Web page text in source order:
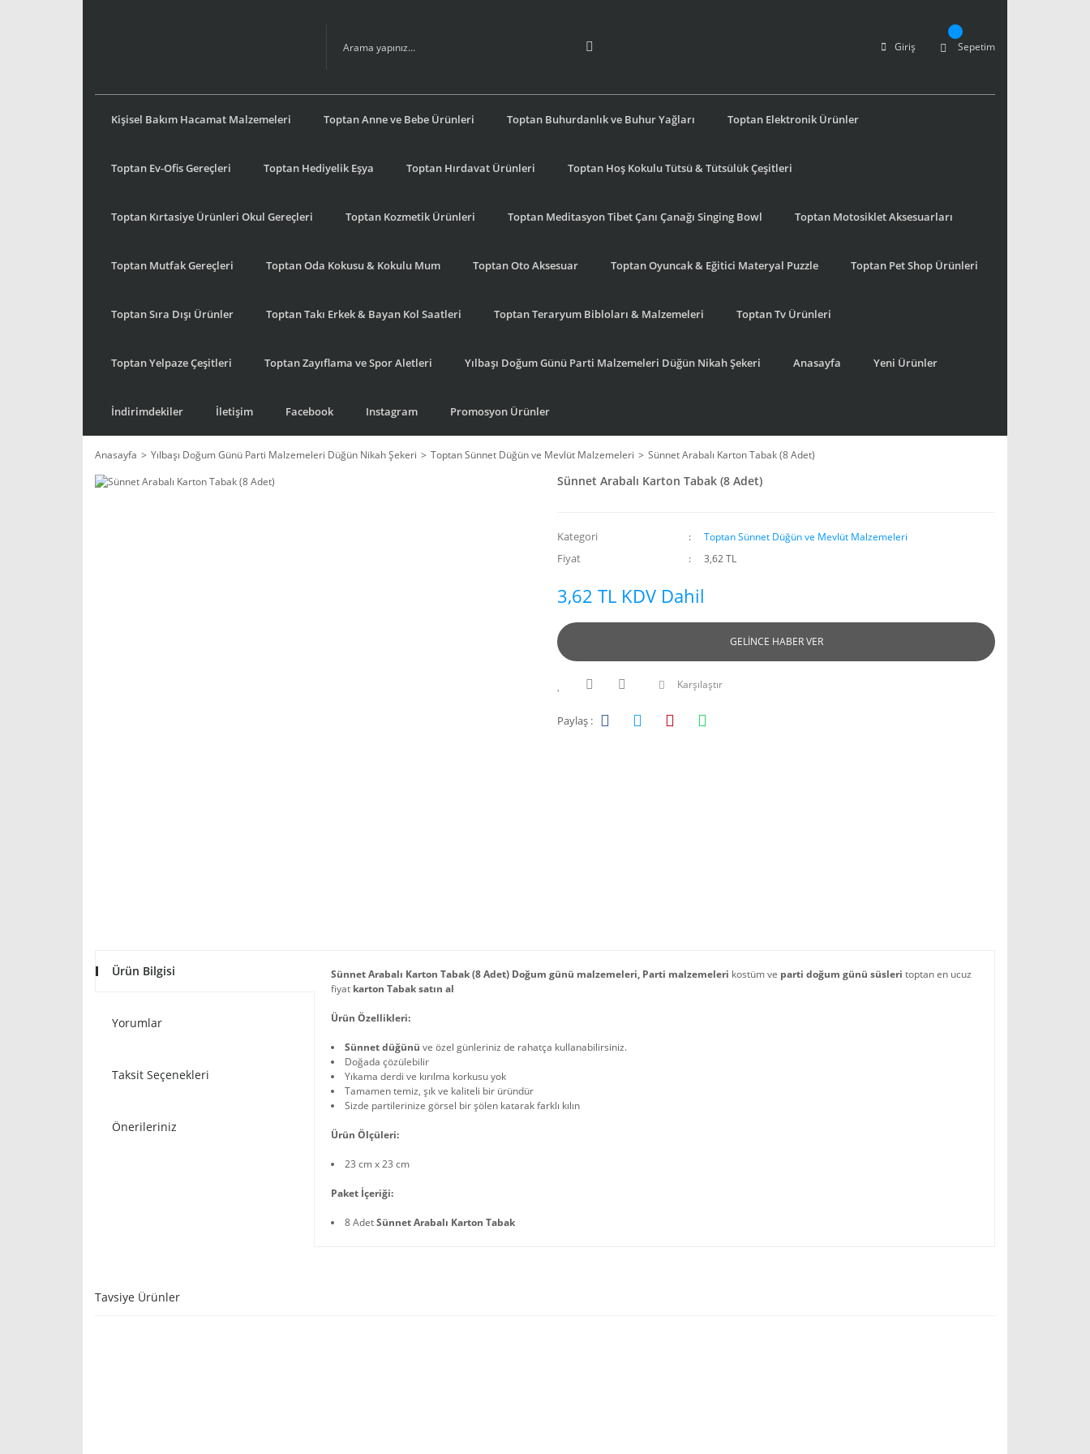
Giriş Sepetim
Kişisel Bakım Hacamat Malzemeleri Toptan Anne ve Bebe Ürünleri Toptan Buhurdanlık ve Buhur Yağları Toptan Elektronik Ürünler
Toptan Ev-Ofis Gereçleri Toptan Hediyelik Eşya Toptan Hırdavat Ürünleri Toptan Hoş Kokulu Tütsü & Tütsülük Çeşitleri
Toptan Kırtasiye Ürünleri Okul Gereçleri Toptan Kozmetik Ürünleri Toptan Meditasyon Tibet Çanı Çanağı Singing Bowl Toptan Motosiklet Aksesuarları
Toptan Mutfak Gereçleri Toptan Oda Kokusu & Kokulu Mum Toptan Oto Aksesuar Toptan Oyuncak & Eğitici Materyal Puzzle Toptan Pet Shop Ürünleri
Toptan Sıra Dışı Ürünler Toptan Takı Erkek & Bayan Kol Saatleri Toptan Teraryum Bibloları & Malzemeleri Toptan Tv Ürünleri
Toptan Yelpaze Çeşitleri Toptan Zayıflama ve Spor Aletleri Yılbaşı Doğum Günü Parti Malzemeleri Düğün Nikah Şekeri Anasayfa Yeni Ürünler
İndirimdekiler İletişim Facebook Instagram Promosyon Ürünler
Anasayfa Yılbaşı Doğum Günü Parti Malzemeleri Düğün Nikah Şekeri Toptan Sünnet Düğün ve Mevlüt Malzemeleri Sünnet Arabalı Karton Tabak (8 Adet)
Sünnet Arabalı Karton Tabak (8 Adet)
Kategori Toptan Sünnet Düğün ve Mevlüt Malzemeleri
Fiyat 3,62 TL
3,62 TL KDV Dahil
GELİNCE HABER VER
Karşılaştır
Paylaş :
Ürün Bilgisi
Yorumlar
Taksit Seçenekleri
Önerileriniz
Sünnet Arabalı Karton Tabak (8 Adet) Doğum günü malzemeleri, Parti malzemeleri kostüm ve parti doğum günü süsleri toptan en ucuz
fiyat karton Tabak satın al
Ürün Özellikleri:
Sünnet düğünü ve özel günleriniz de rahatça kullanabilirsiniz.
Doğada çözülebilir
Yıkama derdi ve kırılma korkusu yok
Tamamen temiz, şık ve kaliteli bir üründür
Sizde partilerinize görsel bir şölen katarak farklı kılın
Ürün Ölçüleri:
23 cm x 23 cm
Paket İçeriği:
8 AdetSünnet Arabalı Karton Tabak
Tavsiye Ürünler